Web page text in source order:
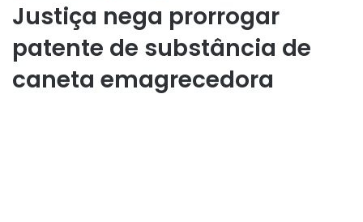
Justiça nega prorrogar
patente de substância de
caneta emagrecedora